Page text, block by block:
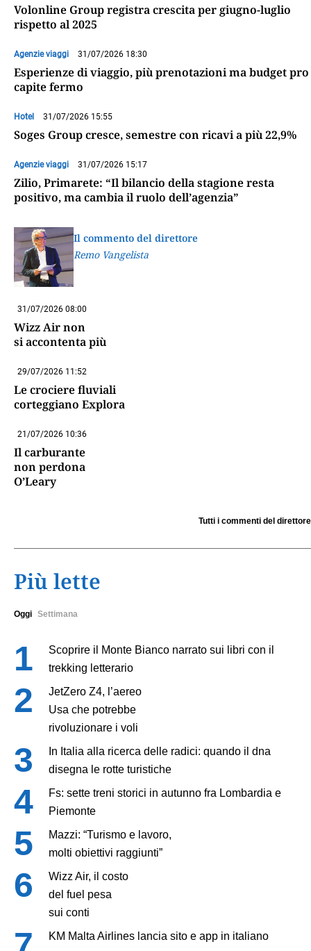
Volonline Group registra crescita per giugno-luglio
rispetto al 2025
Agenzie viaggi 31/07/2026 18:30
Esperienze di viaggio, più prenotazioni ma budget pro
capite fermo
Hotel 31/07/2026 15:55
Soges Group cresce, semestre con ricavi a più 22,9%
Agenzie viaggi 31/07/2026 15:17
Zilio, Primarete: “Il bilancio della stagione resta
positivo, ma cambia il ruolo dell’agenzia”
Il commento del direttore
Remo Vangelista
31/07/2026 08:00
Wizz Air non
si accontenta più
29/07/2026 11:52
Le crociere fluviali
corteggiano Explora
21/07/2026 10:36
Il carburante
non perdona
O’Leary
Tutti i commenti del direttore
Più lette
Oggi Settimana
Scoprire il Monte Bianco narrato sui libri con il
trekking letterario
JetZero Z4, l’aereo
Usa che potrebbe
rivoluzionare i voli
In Italia alla ricerca delle radici: quando il dna
disegna le rotte turistiche
Fs: sette treni storici in autunno fra Lombardia e
Piemonte
Mazzi: “Turismo e lavoro,
molti obiettivi raggiunti”
Wizz Air, il costo
del fuel pesa
sui conti
KM Malta Airlines lancia sito e app in italiano